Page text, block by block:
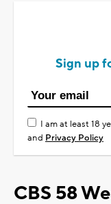
Sign up
I am at least 18
and Privacy Policy
CBS 58